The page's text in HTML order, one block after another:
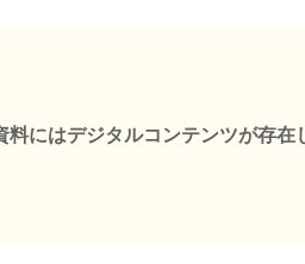
料にはデジタルコンテンツが存在